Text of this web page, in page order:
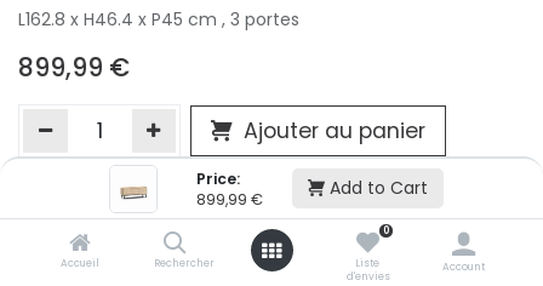
Price:
899,99 € Add to Cart
Accueil Rechercher
0
Liste
d'envies
Account
L162.8 x H46.4 x P45 cm , 3 portes
899,99 €
Ajouter au panier
Ajouter à la liste d'envie
Si vous ne pouvez pas ajouter cet article dans votre panier
victime de son succès et momentanément indisponible.